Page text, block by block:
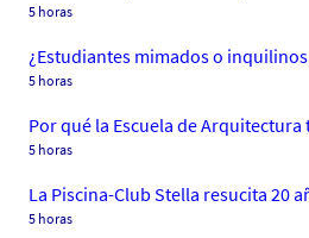
5 horas
¿Estudiantes mimados o
5 horas
Por qué la Escuela de
5 horas
La Piscina-Club Stella resucita 20
5 horas